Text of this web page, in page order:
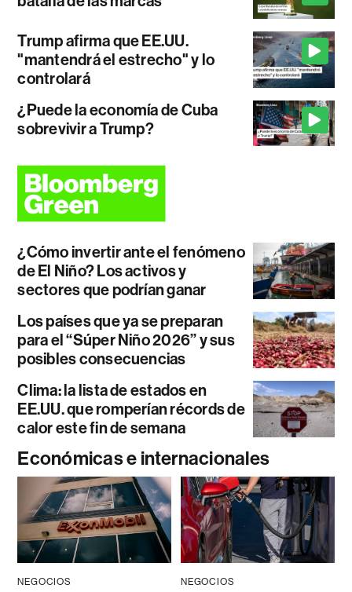
Trump afirma que EE.UU.
"mantendrá el estrecho" y lo
controlará
¿Puede la economía de Cuba
sobrevivir a Trump?
¿Cómo invertir ante el fenómeno
de El Niño? Los activos y
sectores que podrían ganar
Los países que ya se preparan
para el “Súper Niño 2026” y sus
posibles consecuencias
Clima: la lista de estados en
EE.UU. que romperían récords de
calor este fin de semana
Económicas e internacionales
NEGOCIOS NEGOCIOS